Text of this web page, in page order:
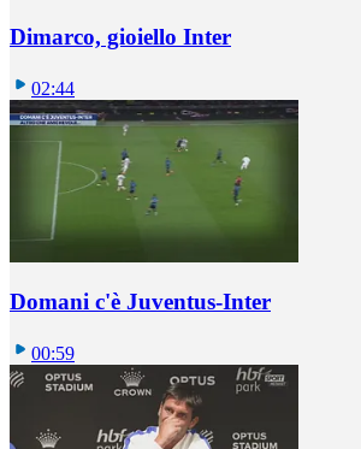
Dimarco, gioiello Inter
02:44
Domani c'è Juventus-Inter
00:59